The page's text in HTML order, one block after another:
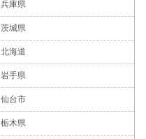
兵庫県
茨城県
北海道
岩手県
仙台市
栃木県